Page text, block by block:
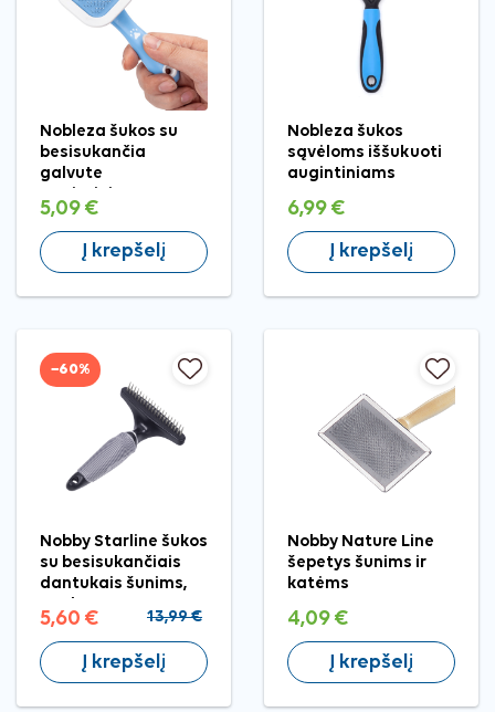
Nobleza šukos su
besisukančia
galvute
cm
5,09 €
Į krepšelį
Nobleza šukos
sąvėloms iššukuoti
augintiniams
6,99 €
Į krepšelį
−60%
Nobby Starline šukos
su besisukančiais
dantukais šunims,
5,60 € 13,99 €
Į krepšelį
Nobby Nature Line
šepetys šunims ir
katėms
4,09 €
Į krepšelį